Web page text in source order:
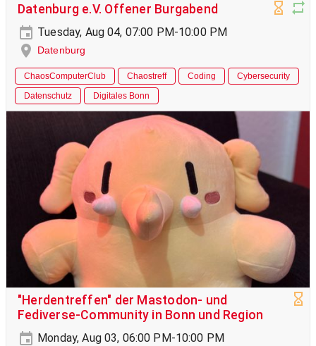
Datenburg e.V. Offener Burgabend
Tuesday, Aug 04, 07:00 PM-10:00 PM
Datenburg
ChaosComputerClub Chaostreff Coding
Cybersecurity
Datenschutz
Digitales Bonn
"Herdentreffen" der Mastodon- und
Fediverse-Community in Bonn und Region
Monday, Aug 03, 06:00 PM-10:00 PM